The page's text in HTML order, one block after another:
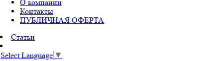
О компании
Контакты
ПУБЛИЧНАЯ ОФЕРТА
Статьи
Select Language ▼